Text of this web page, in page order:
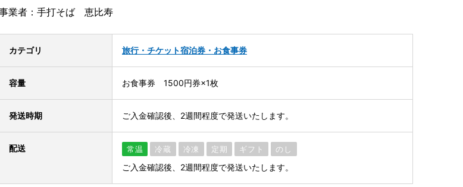
業者：手打そば 恵比寿
カテゴリ 旅行・チケット宿泊券・お食事券
容量 お食事券 1500円券×1枚
発送時期 ご入金確認後、2週間程度で発送いたします。
配送 常温 冷蔵 冷凍 定期 ギフト のし
ご入金確認後、2週間程度で発送いたします。